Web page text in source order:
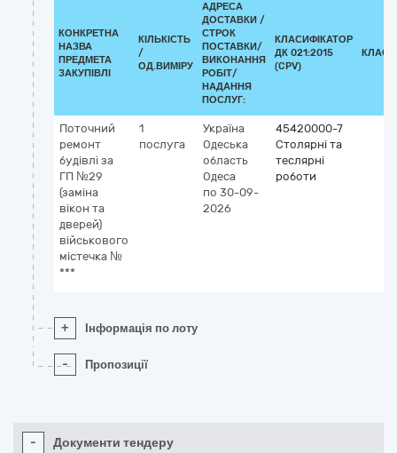
КОНКРЕТНА
НАЗВА
ПРЕДМЕТА
ЗАКУПІВЛІ
КІЛЬКІСТЬ
/
ОД.ВИМІРУ
АДРЕСА
ДОСТАВКИ /
СТРОК
ПОСТАВКИ/
ВИКОНАННЯ
РОБІТ/
НАДАННЯ
ПОСЛУГ:
КЛАСИФІКАТОР
ДК 021:2015
(CPV)
Поточний
ремонт
будівлі за
ГП №29
(заміна
вікон та
дверей)
військового
містечка №
***
1
послуга
Україна
Одеська
область
Одеса
по 30-09-
2026
45420000-7
Столярні та
теслярні
роботи
+ Інформація по лоту
- Пропозиції
- Документи тендеру